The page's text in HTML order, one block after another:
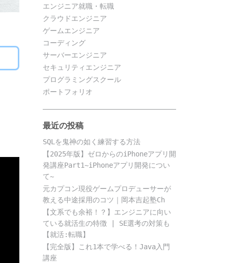
エンジニア就職・転職
クラウドエンジニア
ゲームエンジニア
コーディング
サーバーエンジニア
セキュリティエンジニア
プログラミングスクール
ポートフォリオ
最近の投稿
SQLを鬼神の如く練習する方法
【2025年版】ゼロからのiPhoneアプリ開
発講座Part1~iPhoneアプリ開発につい
て~
元カプコン現役ゲームプロデューサーが
教える中途採用のコツ｜岡本吉起塾Ch
【文系でも余裕！？】エンジニアに向い
ている就活生の特徴 | SE選考の対策も
【就活:転職】
【完全版】これ1本で学べる！Java入門
講座